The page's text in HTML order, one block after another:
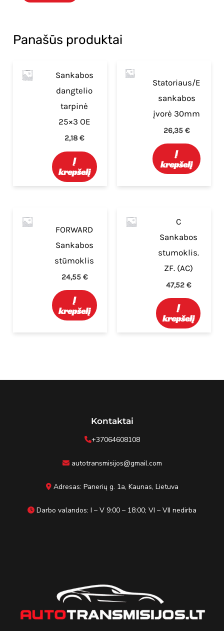
Panašūs produktai
Sankabos
dangtelio
tarpinė
25×3 OE
2,18€
Į
krepšelį
Statoriaus/E
sankabos
įvorė 30mm
26,35€
Į
krepšelį
FORWARD
Sankabos
stūmoklis
24,55 €
Į
krepšelį
C
Sankabos
stumoklis.
ZF. (AC)
47,52 €
Į
krepšelį
Kontaktai
+37064608108
autotransmisijos@gmail.com
Adresas: Panerių g. 1a, Kaunas, Lietuva
Darbo valandos: I – V 9:00 – 18:00; VI – VII nedirba